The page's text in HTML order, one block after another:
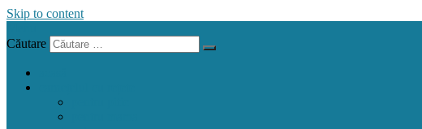
Skip to content
Căutare